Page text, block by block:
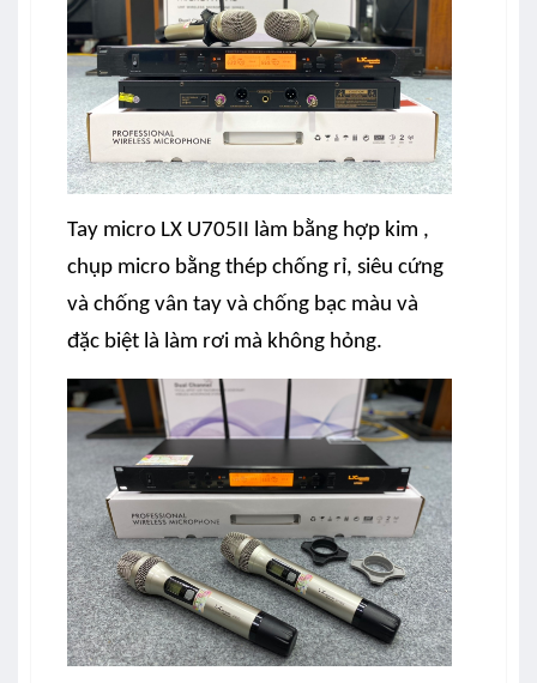
Tay micro LX U705II làm bằng hợp kim ,
chụp micro bằng thép chống rỉ, siêu cứng
và chống vân tay và chống bạc màu và
đặc biệt là làm rơi mà không hỏng.